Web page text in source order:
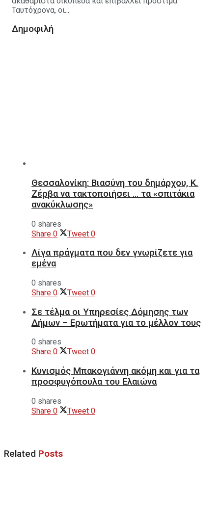
Ταυτόχρονα, οι...
Δημοφιλή
Θεσσαλονίκη: Βιασύνη του δημάρχου, Κ.
Ζέρβα να τακτοποιήσει … τα «σπιτάκια
ανακύκλωσης»
0 shares
Share 0 Tweet 0
Λίγα πράγματα που δεν γνωρίζετε για
εμένα
0 shares
Share 0 Tweet 0
Σε τέλμα οι Υπηρεσίες Δόμησης των
Δήμων – Ερωτήματα για το μέλλον τους
0 shares
Share 0 Tweet 0
Κυνισμός Μπακογιάννη ακόμη και για τα
προσφυγόπουλα του Ελαιώνα
0 shares
Share 0 Tweet 0
Related Posts